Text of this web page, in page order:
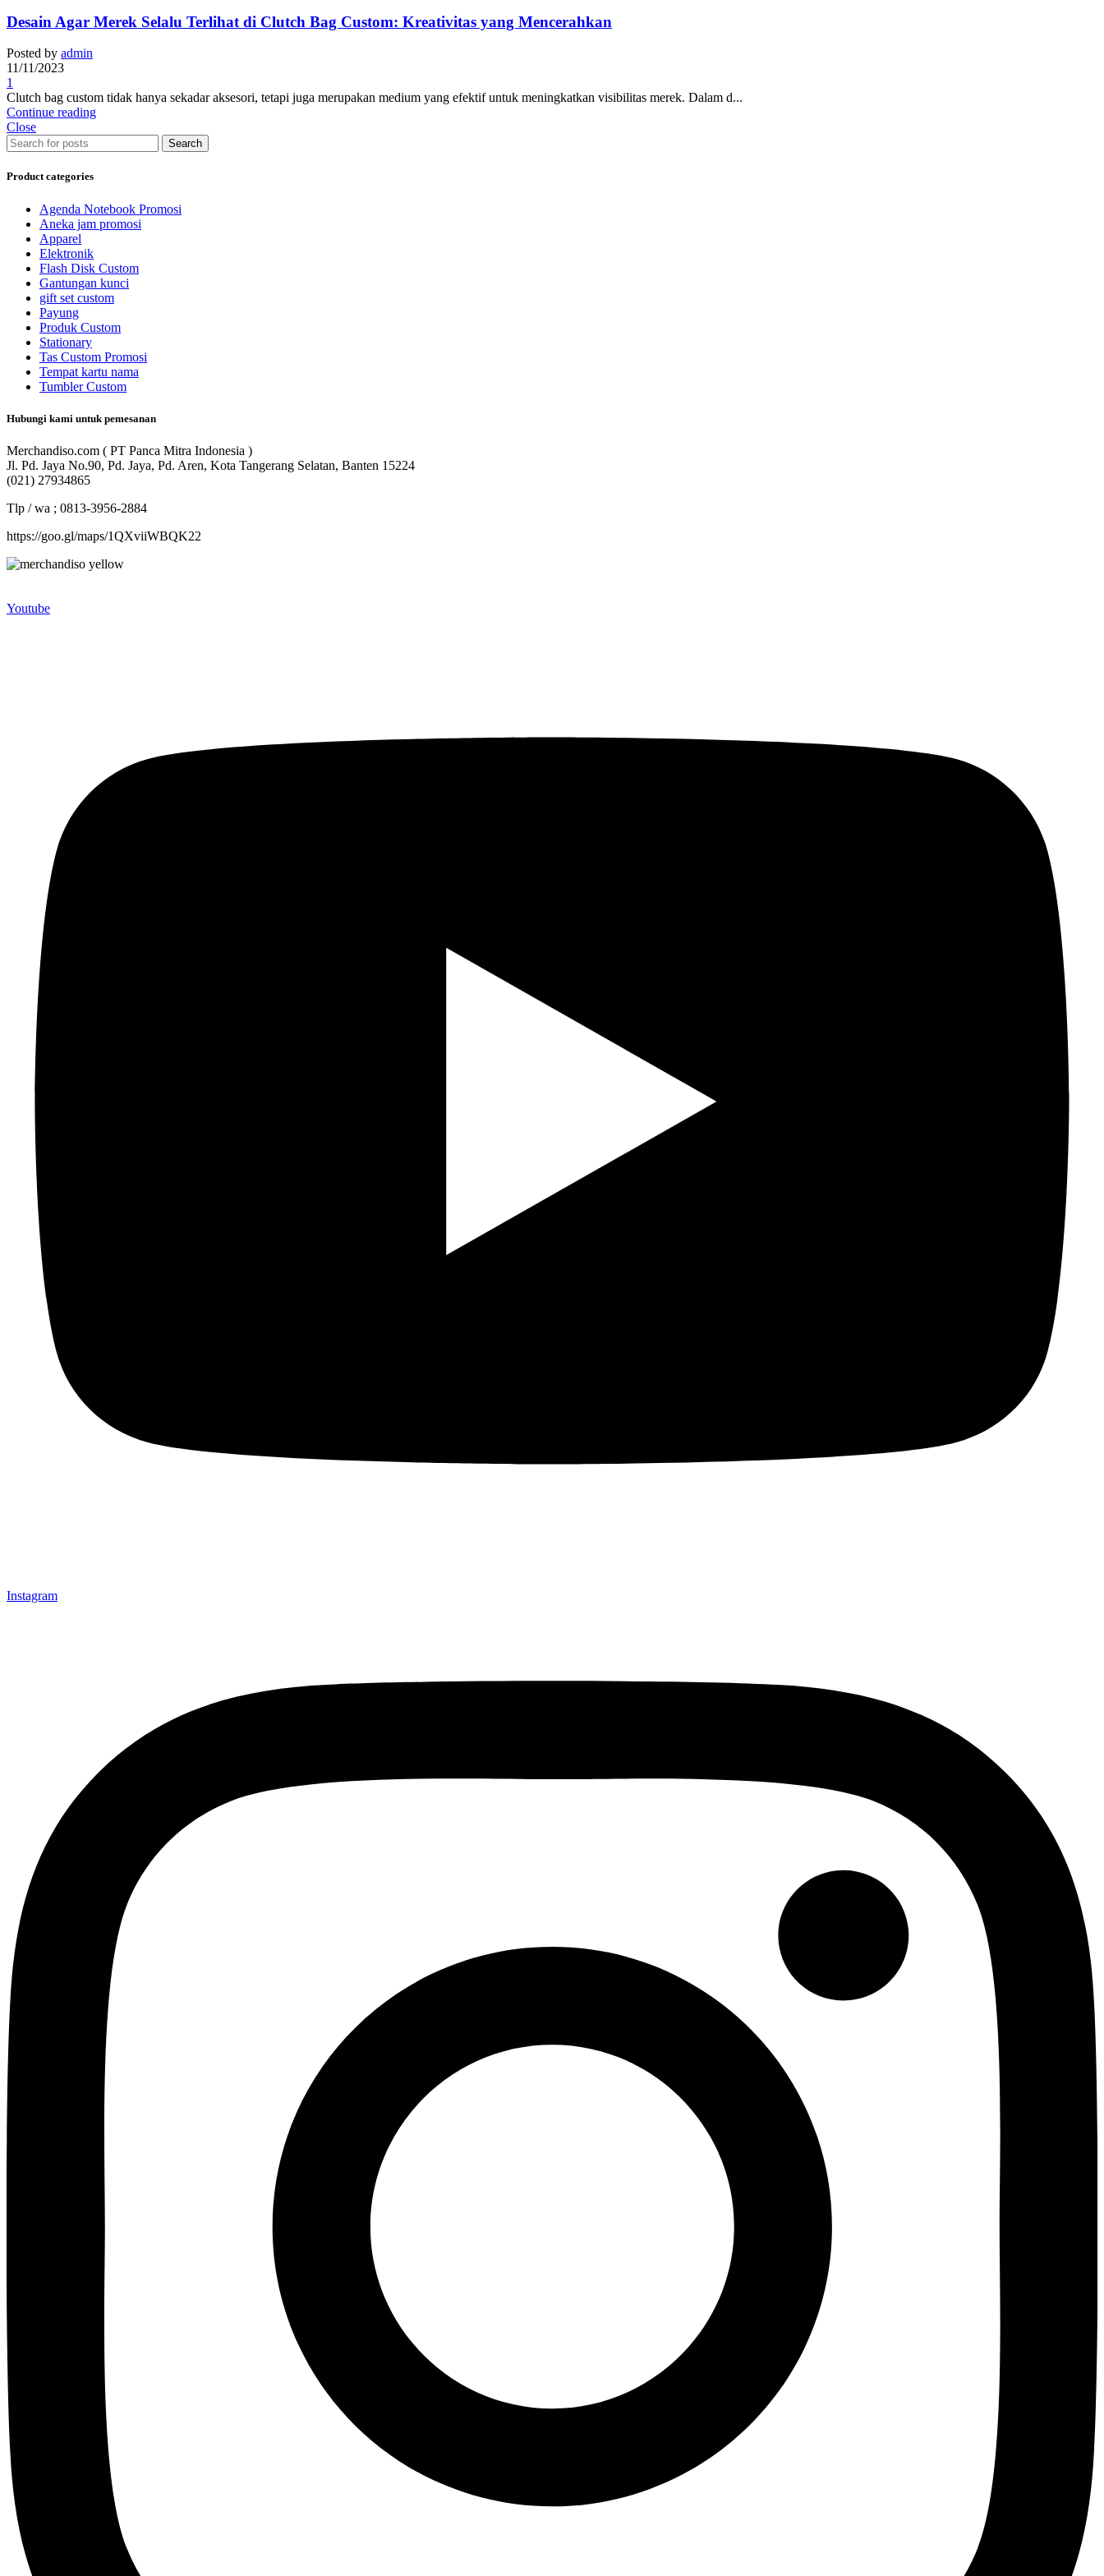
Desain Agar Merek Selalu Terlihat di Clutch Bag Custom: Kreativitas yang Mencerahkan
Posted by admin
11/11/2023
1
Clutch bag custom tidak hanya sekadar aksesori, tetapi juga merupakan medium yang efektif untuk meningkatkan visibilitas merek. Dalam d...
Continue reading
Close
Search
Product categories
Agenda Notebook Promosi
Aneka jam promosi
Apparel
Elektronik
Flash Disk Custom
Gantungan kunci
gift set custom
Payung
Produk Custom
Stationary
Tas Custom Promosi
Tempat kartu nama
Tumbler Custom
Hubungi kami untuk pemesanan
Merchandiso.com ( PT Panca Mitra Indonesia )
Jl. Pd. Jaya No.90, Pd. Jaya, Pd. Aren, Kota Tangerang Selatan, Banten 15224
(021) 27934865
Tlp / wa ; 0813-3956-2884
https://goo.gl/maps/1QXviiWBQK22
Youtube
Instagram